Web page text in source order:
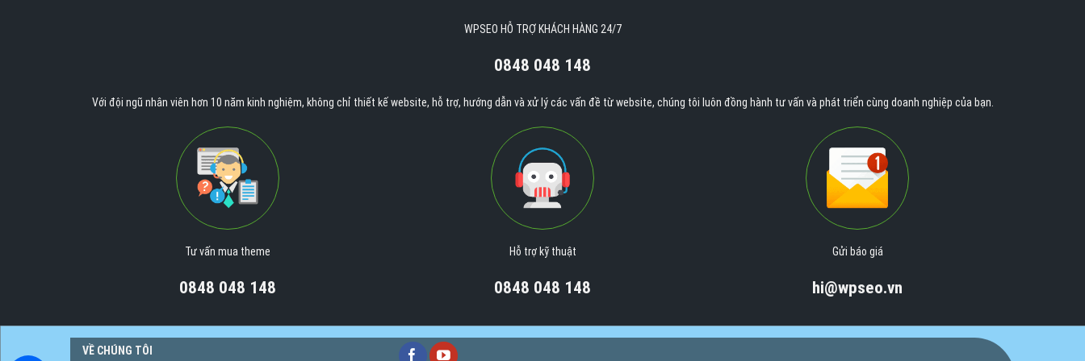
WPSEO HỖ TRỢ KHÁCH HÀNG 24/7
0848 048 148
Với đội ngũ nhân viên hơn 10 năm kinh nghiệm, không chỉ thiết kế website, hỗ trợ, hướng dẫn và xử lý các vấn đề từ website, chúng tôi luôn đồng hành tư vấn và phát triển cùng doanh nghiệp của bạn.
Tư vấn mua theme
0848 048 148
Hỗ trợ kỹ thuật
0848 048 148
Gửi báo giá
hi@wpseo.vn
VỀ CHÚNG TÔI